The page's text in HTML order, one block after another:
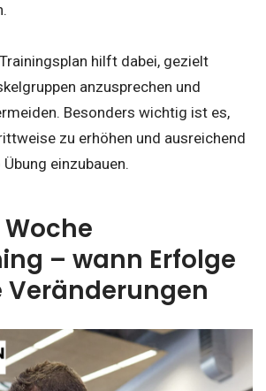
hilft dabei, gezielt
anzusprechen und
Besonders wichtig ist es,
zu erhöhen und ausreichend
einzubauen.
– wann Erfolge
Veränderungen